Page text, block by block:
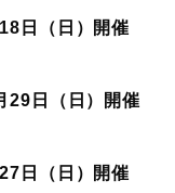
日（日）開催
29日（日）開催
日（日）開催